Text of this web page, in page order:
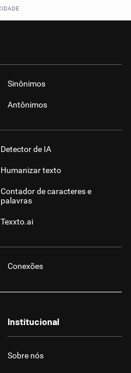
Sinônimos
Antônimos
Detector de IA
Humanizar texto
Contador de caracteres e
palavras
Texxto.ai
Conexões
Institucional
Sobre nós